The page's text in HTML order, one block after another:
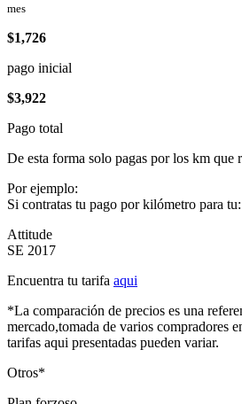
mes
$1,726
pago inicial
$3,922
Pago total
De esta forma solo pagas por los km que
Por ejemplo:
Si contratas tu pago por kilómetro para tu:
Attitude
SE 2017
Encuentra tu tarifa aqui
*La comparación de precios es una
mercado,tomada de varios compradores
tarifas aqui presentadas pueden variar.
Otros*